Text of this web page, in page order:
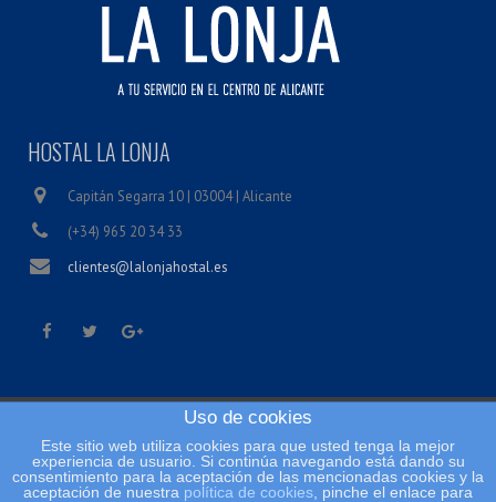
HOSTAL LA LONJA
Capitán Segarra 10 | 03004 | Alicante
(+34) 965 20 34 33
clientes@lalonjahostal.es
Condiciones legales
Política de cookies
Uso de cookies
Este sitio web utiliza cookies para que usted tenga la mejor
experiencia de usuario. Si continúa navegando está dando su
consentimiento para la aceptación de las mencionadas cookies y la
aceptación de nuestra política de cookies , pinche el enlace para